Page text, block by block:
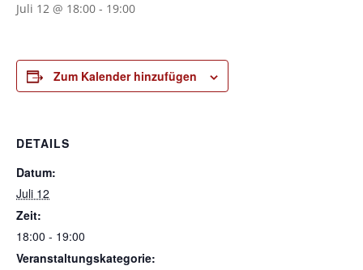
Juli 12 @ 18:00 - 19:00
Zum Kalender hinzufügen
DETAILS
Datum:
Juli 12
Zeit:
18:00 - 19:00
Veranstaltungskategorie: